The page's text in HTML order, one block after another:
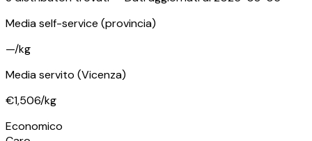
Media self-service (provincia)
—/kg
Media servito (Vicenza)
€1,506/kg
Economico